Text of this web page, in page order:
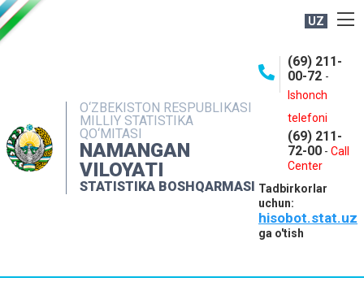
UZ
O‘ZBEKISTON RESPUBLIKASI
MILLIY STATISTIKA
QO‘MITASI
NAMANGAN
VILOYATI
STATISTIKA BOSHQARMASI
(69) 211-
00-72 -
Ishonch
telefoni
(69) 211-
72-00 - Call
Center
Tadbirkorlar
uchun:
hisobot.stat.uz
ga o'tish
NASHRLAR
INTERAKTIV XIZMATLAR
MATBUOT XIZMATI
MUROJAATLAR